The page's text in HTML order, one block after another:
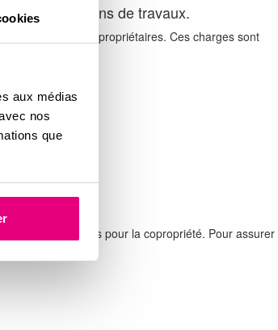
aux médias
nos
que
opérations de travaux.
adopté par les copropriétaires. Ces charges sont
communs pour la copropriété. Pour assurer